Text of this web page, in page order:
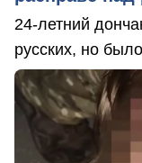
24-летний
русских, но